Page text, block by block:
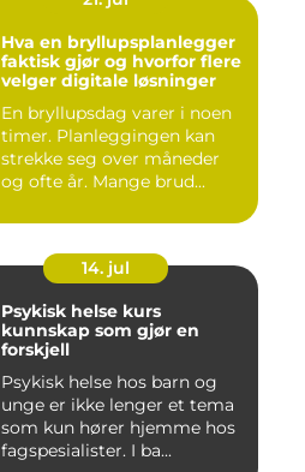
Hva en bryllupsplanlegger
faktisk gjør og hvorfor flere
velger digitale løsninger
En bryllupsdag varer i noen
timer. Planleggingen kan
strekke seg over måneder
og ofte år. Mange brud...
14. jul
Psykisk helse kurs
kunnskap som gjør en
forskjell
Psykisk helse hos barn og
unge er ikke lenger et tema
som kun hører hjemme hos
fagspesialister. I ba...